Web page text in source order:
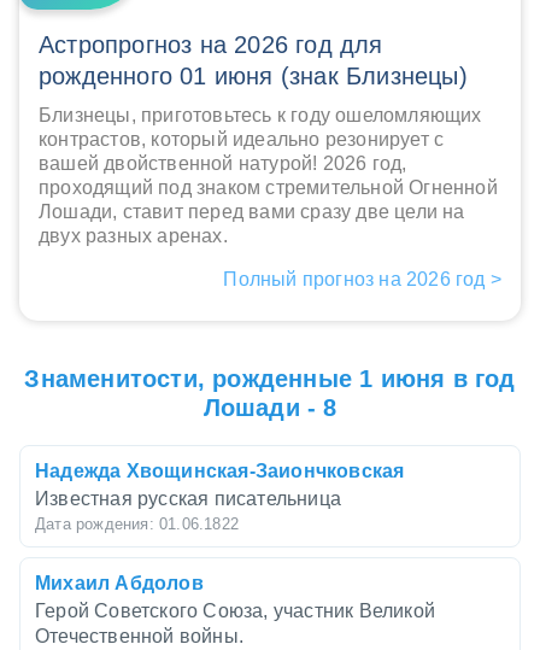
Астропрогноз на 2026 год для
рожденного 01 июня (знак Близнецы)
Близнецы, приготовьтесь к году ошеломляющих
контрастов, который идеально резонирует с
вашей двойственной натурой! 2026 год,
проходящий под знаком стремительной Огненной
Лошади, ставит перед вами сразу две цели на
двух разных аренах.
Полный прогноз на 2026 год >
Знаменитости, рожденные 1 июня в год
Лошади - 8
Надежда Хвощинская-Заиончковская
Известная русская писательница
Дата рождения: 01.06.1822
Михаил Абдолов
Герой Советского Союза, участник Великой
Отечественной войны.